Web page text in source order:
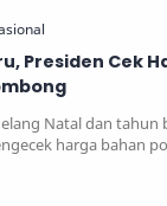
Presiden Cek
Natal dan tahun
harga bahan